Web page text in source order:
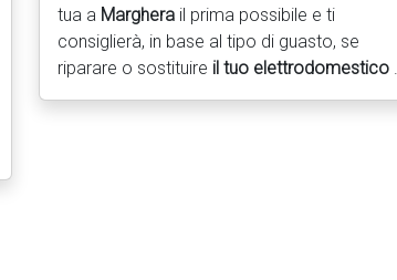
tua a Marghera il prima possibile e ti
consiglierà, in base al tipo di guasto, se
riparare o sostituire il tuo elettrodomestico .